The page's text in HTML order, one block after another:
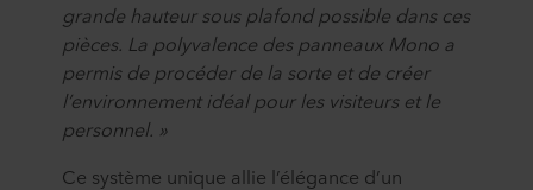
grande hauteur sous plafond possible dans ces
pièces. La polyvalence des panneaux Mono a
permis de procéder de la sorte et de créer
l’environnement idéal pour les visiteurs et le
personnel. »
Ce système unique allie l’élégance d’un